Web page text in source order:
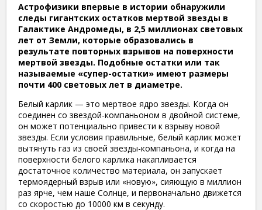
Астрофизики впервые в истории обнаружили
следы гигантских остатков мертвой звезды в
Галактике Андромеды, в 2,5 миллионах световых
лет от Земли, которые образовались в
результате повторных взрывов на поверхности
мертвой звезды. Подобные остатки или так
называемые «супер-остатки» имеют размеры
почти 400 световых лет в диаметре.
Белый карлик — это мертвое ядро звезды. Когда он
соединен со звездой-компаньоном в двойной системе,
он может потенциально привести к взрыву новой
звезды. Если условия правильные, белый карлик может
вытянуть газ из своей звезды-компаньона, и когда на
поверхности белого карлика накапливается
достаточное количество материала, он запускает
термоядерный взрыв или «новую», сияющую в миллион
раз ярче, чем наше Солнце, и первоначально движется
со скоростью до 10000 км в секунду.